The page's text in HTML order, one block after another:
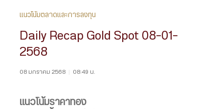
แนวโน้มตลาดและการลงทุน
Daily Recap Gold Spot 08-01-
2568
08 มกราคม 2568 | 08:49 น.
แนวโน้มราคาทอง